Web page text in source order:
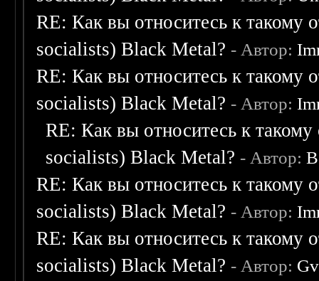
RE: Как вы относитесь к такому
socialists) Black Metal? - Автор:
RE: Как вы относитесь к такому
socialists) Black Metal? - Автор:
RE: Как вы относитесь к
socialists) Black Metal? - Автор:
RE: Как вы относитесь к такому
socialists) Black Metal? - Автор:
RE: Как вы относитесь к такому
socialists) Black Metal? - Автор: